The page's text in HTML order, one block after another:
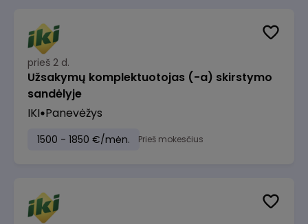
prieš 2 d.
Užsakymų komplektuotojas (-a) skirstymo
sandėlyje
IKI Panevėžys
1500 - 1850 €/mėn. Prieš mokesčius